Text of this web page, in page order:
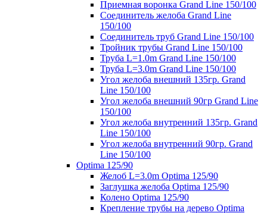
Приемная воронка Grand Line 150/100
Соединитель желоба Grand Line
150/100
Соединитель труб Grand Line 150/100
Тройник трубы Grand Line 150/100
Труба L=1.0m Grand Line 150/100
Труба L=3.0m Grand Line 150/100
Угол желоба внешний 135гр. Grand
Line 150/100
Угол желоба внешний 90гр Grand Line
150/100
Угол желоба внутренний 135гр. Grand
Line 150/100
Угол желоба внутренний 90гр. Grand
Line 150/100
Optima 125/90
Желоб L=3.0m Optima 125/90
Заглушка желоба Optima 125/90
Колено Optima 125/90
Крепление трубы на дерево Optima